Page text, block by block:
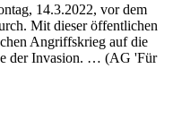
14.3.2022, vor dem
Mit dieser öffentlichen
Angriffskrieg auf die
der Invasion. … (AG 'Für